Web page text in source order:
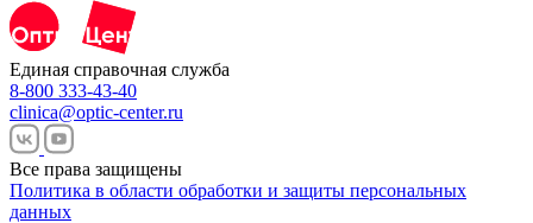
Единая справочная служба
8-800 333-43-40
clinica@optic-center.ru
Все права защищены
Политика в области обработки и защиты персональных
данных